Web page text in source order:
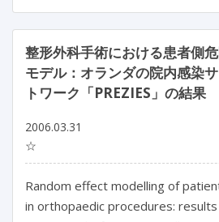
整形外科手術における患者側
モデル：オランダの院内感染
トワーク「PREZIES」の結果
2006.03.31
☆
Random effect modelling of
in orthopaedic procedures: